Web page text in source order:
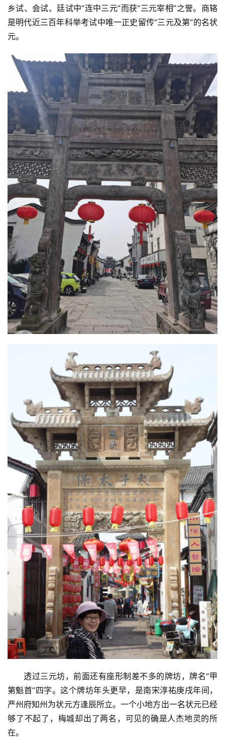
首
页
化
生
活
育
娱
专
题
更
登录 注册
乡试、会试、廷试中“连中三元”而获“三元宰相”之誉。商辂
是明代近三百年科举考试中唯一正史留传“三元及第”的名状
元。
透过三元坊，前面还有座形制差不多的牌坊，牌名“甲
第魁首”四字。这个牌坊年头更早，是南宋淳祐庚戌年间，
严州府知州为状元方逢辰所立。一个小地方出一名状元已经
够了不起了，梅城却出了两名，可见的确是人杰地灵的所
在。